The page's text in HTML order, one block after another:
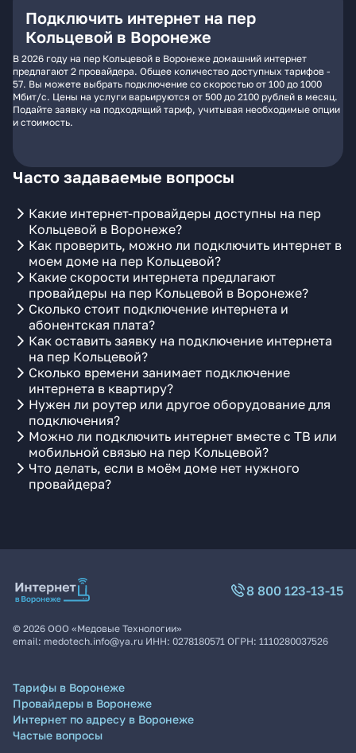
Подключить интернет на пер
Кольцевой в Воронеже
В 2026 году на пер Кольцевой в Воронеже домашний интернет
предлагают 2 провайдера. Общее количество доступных тарифов -
57. Вы можете выбрать подключение со скоростью от 100 до 1000
Мбит/с. Цены на услуги варьируются от 500 до 2100 рублей в месяц.
Подайте заявку на подходящий тариф, учитывая необходимые опции
и стоимость.
Часто задаваемые вопросы
Какие интернет-провайдеры доступны на пер
Кольцевой в Воронеже?
Как проверить, можно ли подключить интернет в
моем доме на пер Кольцевой?
Какие скорости интернета предлагают
провайдеры на пер Кольцевой в Воронеже?
Сколько стоит подключение интернета и
абонентская плата?
Как оставить заявку на подключение интернета
на пер Кольцевой?
Сколько времени занимает подключение
интернета в квартиру?
Нужен ли роутер или другое оборудование для
подключения?
Можно ли подключить интернет вместе с ТВ или
мобильной связью на пер Кольцевой?
Что делать, если в моём доме нет нужного
провайдера?
8 800 123-13-15
© 2026 ООО «Медовые Технологии»
email: medotech.info@ya.ru ИНН: 0278180571 ОГРН: 1110280037526
Тарифы в Воронеже
Провайдеры в Воронеже
Интернет по адресу в Воронеже
Частые вопросы